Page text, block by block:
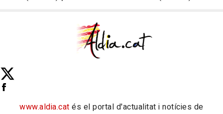
www.aldia.cat és el portal d'actualitat i notícies de